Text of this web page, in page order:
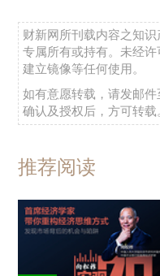
财新网所刊载内容之知
专属所有或持有。未经
建立镜像等任何使用。
如有意愿转载，请发邮件
确认及授权后，方可转载
推荐阅读